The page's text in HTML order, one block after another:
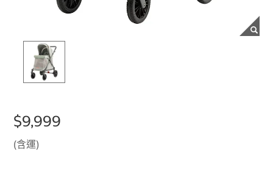
$9,999
(含運)